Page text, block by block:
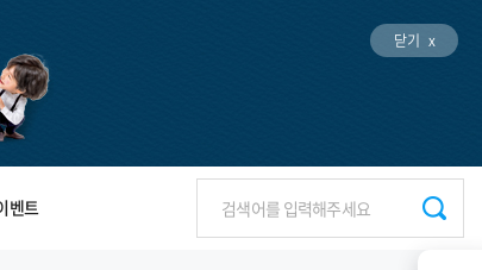
닫기 x
벤트